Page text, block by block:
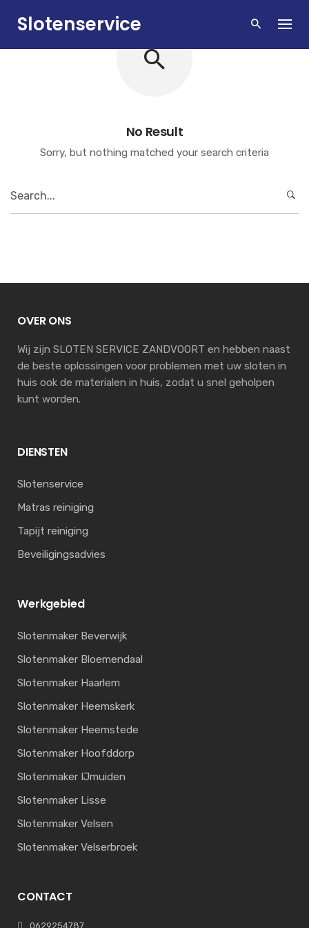
Slotenservice
No Result
Sorry, but nothing matched your search criteria
OVER ONS
Wij zijn SLOTEN SERVICE ZANDVOORT en hebben naast
de beste oplossingen voor problemen met uw sloten in
huis ook de materialen in huis, zodat u snel geholpen
kunt worden.
DIENSTEN
Slotenservice
Matras reiniging
Tapijt reiniging
Beveiligingsadvies
Werkgebied
Slotenmaker Beverwijk
Slotenmaker Bloemendaal
Slotenmaker Haarlem
Slotenmaker Heemskerk
Slotenmaker Heemstede
Slotenmaker Hoofddorp
Slotenmaker IJmuiden
Slotenmaker Lisse
Slotenmaker Velsen
Slotenmaker Velserbroek
CONTACT
0629254787